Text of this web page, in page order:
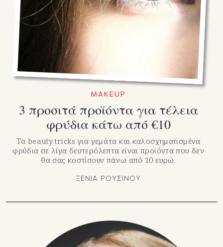
MAKEUP
3 προσιτά προϊόντα για τέλεια
φρύδια κάτω από €10
Τα beauty tricks για γεμάτα και καλοσχηματισμένα
φρύδια σε λίγα δευτερόλεπτα είναι προϊόντα που δεν
θα σας κοστίσουν πάνω από 10 ευρώ.
ΞΕΝΙΑ ΡΟΥΣΙΝΟΥ